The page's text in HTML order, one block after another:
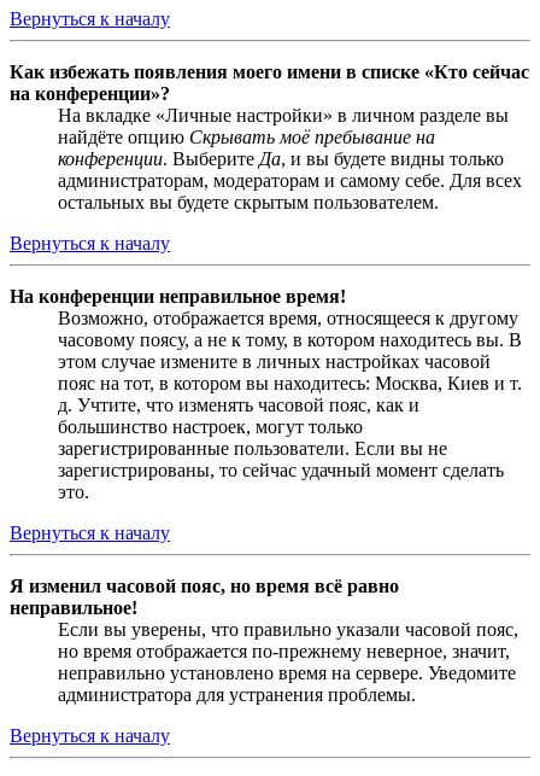
Вернуться к началу
Как избежать появления моего имени в списке «Кто сейчас
на конференции»?
На вкладке «Личные настройки» в личном разделе вы
найдёте опцию Скрывать моё пребывание на
конференции. Выберите Да, и вы будете видны только
администраторам, модераторам и самому себе. Для всех
остальных вы будете скрытым пользователем.
Вернуться к началу
На конференции неправильное время!
Возможно, отображается время, относящееся к другому
часовому поясу, а не к тому, в котором находитесь вы. В
этом случае измените в личных настройках часовой
пояс на тот, в котором вы находитесь: Москва, Киев и т.
д. Учтите, что изменять часовой пояс, как и
большинство настроек, могут только
зарегистрированные пользователи. Если вы не
зарегистрированы, то сейчас удачный момент сделать
это.
Вернуться к началу
Я изменил часовой пояс, но время всё равно
неправильное!
Если вы уверены, что правильно указали часовой пояс,
но время отображается по-прежнему неверное, значит,
неправильно установлено время на сервере. Уведомите
администратора для устранения проблемы.
Вернуться к началу